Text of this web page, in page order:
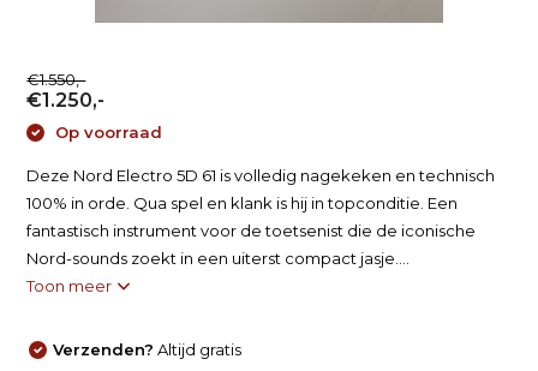
€1.550,-
€1.250,-
Op voorraad
Deze Nord Electro 5D 61 is volledig nagekeken en technisch
100% in orde. Qua spel en klank is hij in topconditie. Een
fantastisch instrument voor de toetsenist die de iconische
Nord-sounds zoekt in een uiterst compact jasje....
Toon meer
Verzenden? Altijd gratis